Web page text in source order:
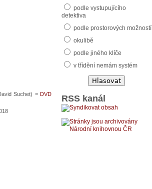
Suchet) =DVD
podle vystupujícího
detektiva
podle prostorových možností
okulibě
podle jiného klíče
v třídění nemám systém
RSS kanál